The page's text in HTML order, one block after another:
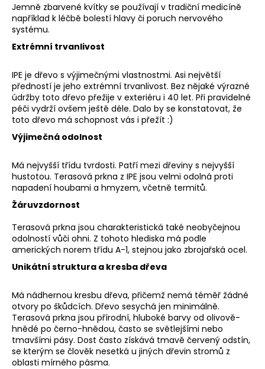
Jemně zbarvené kvítky se používají v tradiční medicíně
například k léčbě bolestí hlavy či poruch nervového
systému.
Extrémní trvanlivost
IPE je dřevo s výjimečnými vlastnostmi. Asi největší
předností je jeho extrémní trvanlivost. Bez nějaké výrazné
údržby toto dřevo přežije v exteriéru i 40 let. Při pravidelné
péči vydrží ovšem ještě déle. Dalo by se konstatovat, že
toto dřevo má schopnost vás i přežít :)
Výjimečná odolnost
Má nejvyšší třídu tvrdosti. Patří mezi dřeviny s nejvyšší
hustotou. Terasová prkna z IPE jsou velmi odolná proti
napadení houbami a hmyzem, včetně termitů.
Žáruvzdornost
Terasová prkna jsou charakteristická také neobyčejnou
odolností vůči ohni. Z tohoto hlediska má podle
amerických norem třídu A-1, stejnou jako zbrojařská ocel.
Unikátní struktura a kresba dřeva
Má nádhernou kresbu dřeva, přičemž nemá téměř žádné
otvory po škůdcích. Dřevo sesychá jen minimálně.
Terasová prkna jsou přírodní, hluboké barvy od olivově-
hnědé po černo-hnědou, často se světlejšími nebo
tmavšími pásy. Dost často získává tmavě červený odstín,
se kterým se člověk nesetká u jiných dřevin stromů z
oblasti mírného pásma.
D
o
p
o
u
č
u
j
m
TEAK
TCLIP
T&G
MM
470,70
Kč